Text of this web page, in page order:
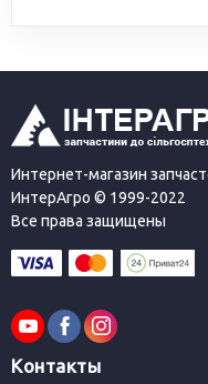
Интернет-магазин
ИнтерАгро © 1999-2022
Все права защищены
Контакты